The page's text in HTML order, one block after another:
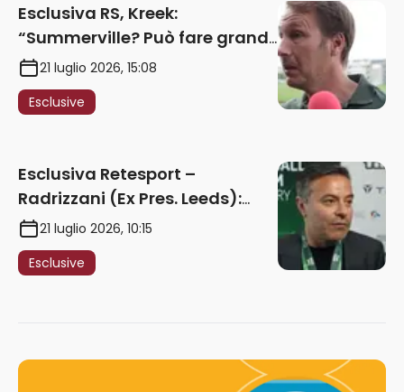
Esclusiva RS, Kreek:
“Summerville? Può fare grandi
cose in Serie A. Godts deve
maturare esperienza per
giocare nella Roma”
21 luglio 2026, 15:08
Esclusive
Esclusiva Retesport –
Radrizzani (Ex Pres. Leeds):
“Summerville ragazzo
speciale, in Italia con Gasp
può esplodere
21 luglio 2026, 10:15
Esclusive